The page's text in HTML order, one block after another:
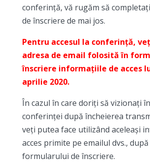
conferință, vă rugăm să
de înscriere de mai jos.
Pentru accesul la conferință,
adresa de email folosită în
înscriere informațiile de acces
aprilie 2020.
În cazul în care doriți să vizionați
conferinței după încheierea
veți putea face utilizând aceleași
acces primite pe emailul dvs.,
formularului de înscriere.